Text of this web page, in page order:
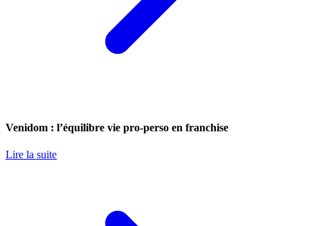
Venidom : l’équilibre vie pro-perso en franchise
Lire la suite